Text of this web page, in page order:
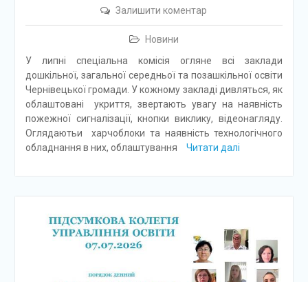
Залишити коментар
Новини
У липні спеціальна комісія огляне всі заклади
дошкільної, загальної середньої та позашкільної освіти
Чернівецької громади. У кожному закладі дивляться, як
облаштовані укриття, звертають увагу на наявність
пожежної сигналізації, кнопки виклику, відеонагляду.
Оглядаютьи харчоблоки та наявність технологічного
обладнання в них, облаштування
Читати далі